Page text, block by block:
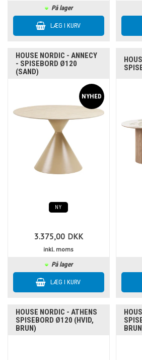
På lager
HOUSE NORDIC - ANNECY
- SPISEBORD Ø120
(SAND)
NY
3.375,00 DKK
inkl. moms
På lager
HOUSE NORDIC - ATHENS
SPISEBORD Ø120 (HVID,
BRUN)